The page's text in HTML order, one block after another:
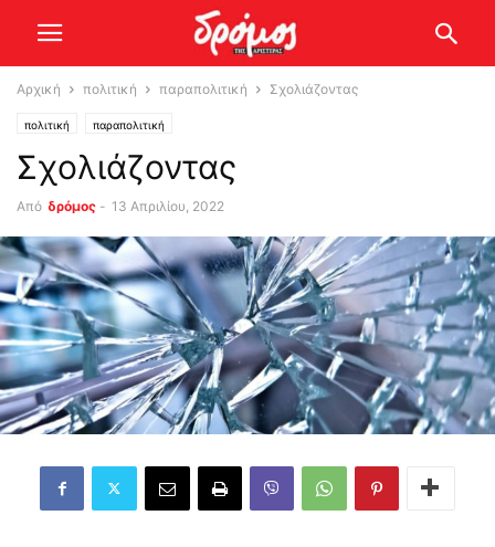
Αρχική πολιτική παραπολιτική Σχολιάζοντας
πολιτική παραπολιτική
Σχολιάζοντας
Από δρόμος - 13 Απριλίου, 2022